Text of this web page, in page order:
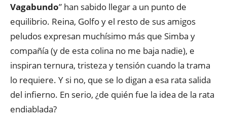
Vagabundo” han sabido llegar a un punto de
equilibrio. Reina, Golfo y el resto de sus amigos
peludos expresan muchísimo más que Simba y
compañía (y de esta colina no me baja nadie), e
inspiran ternura, tristeza y tensión cuando la trama
lo requiere. Y si no, que se lo digan a esa rata salida
del infierno. En serio, ¿de quién fue la idea de la rata
endiablada?